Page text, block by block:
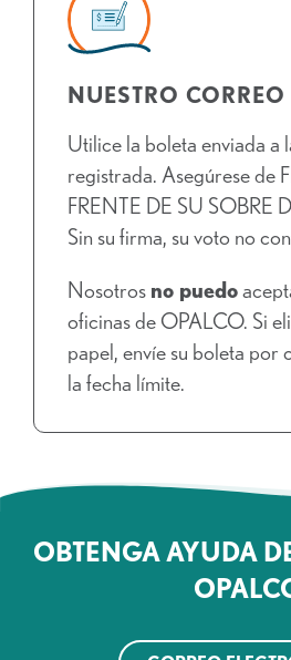
NUESTRO CORREO
Utilice la boleta enviada a
registrada. Asegúrese de
FRENTE DE SU SOBRE
Sin su firma, su voto no
Nosotros no puedo
oficinas de OPALCO. Si
papel, envíe su boleta por
la fecha límite.
OBTENGA AYUDA